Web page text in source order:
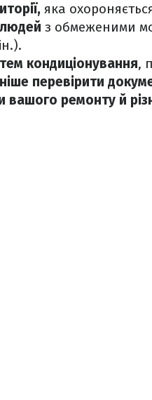
яка
з обмеженими
кондиціонування,
перевірити
вашого ремонту й